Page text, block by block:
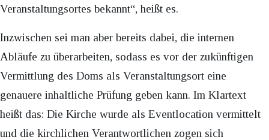
Veranstaltungsortes bekannt“, heißt es.
Inzwischen sei man aber bereits dabei, die internen
Abläufe zu überarbeiten, sodass es vor der zukünftigen
Vermittlung des Doms als Veranstaltungsort eine
genauere inhaltliche Prüfung geben kann. Im Klartext
heißt das: Die Kirche wurde als Eventlocation vermittelt
und die kirchlichen Verantwortlichen zogen sich